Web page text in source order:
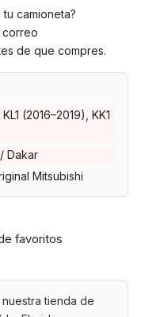
camioneta?
correo
de que compres.
(2016–2019), KK1
Dakar
Mitsubishi
favoritos
tienda de